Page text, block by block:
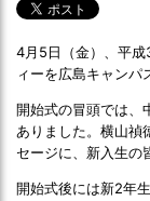
4月5日（金）、平成
ィーを広島キャンパ
開始式の冒頭では、
ありました。横山禎
セージに、新入生の
開始式後には新2年